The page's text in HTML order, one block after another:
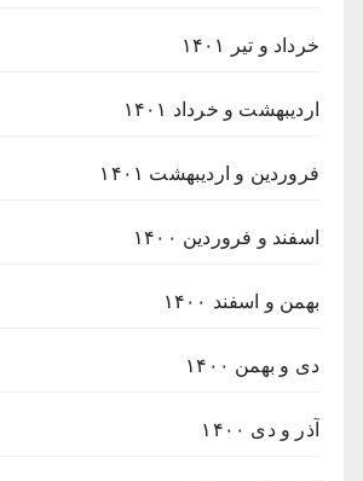
خرداد و تیر ۱۴۰۱
اردیبهشت و خرداد ۱۴۰۱
فروردین و اردیبهشت ۱۴۰۱
اسفند و فروردین ۱۴۰۰
بهمن و اسفند ۱۴۰۰
دی و بهمن ۱۴۰۰
آذر و دی ۱۴۰۰